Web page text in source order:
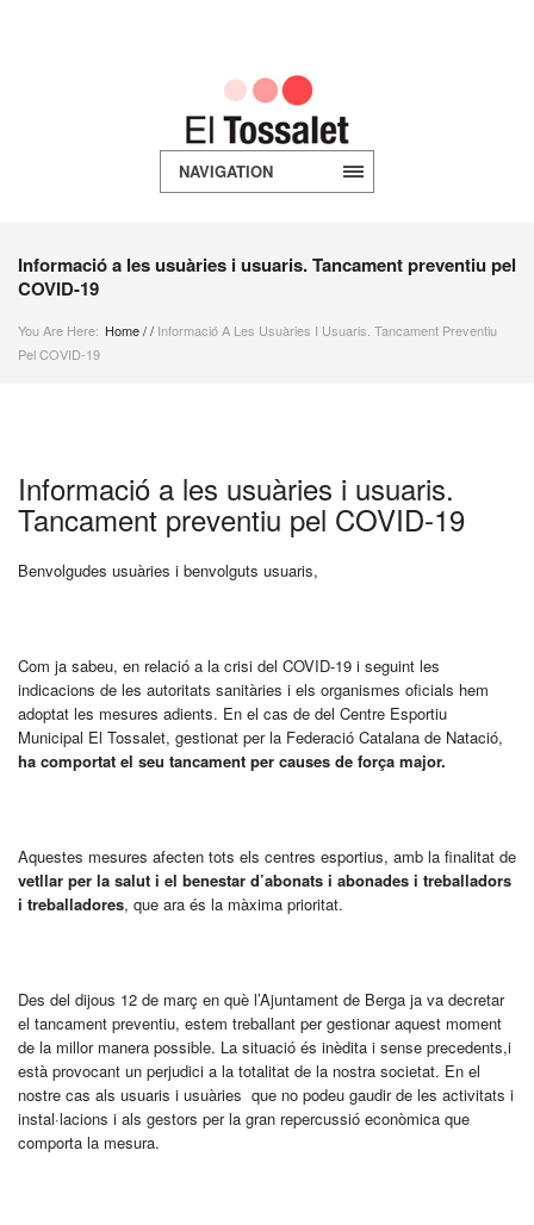
NAVIGATION
Informació a les usuàries i usuaris. Tancament preventiu pel
COVID-19
You Are Here: Home// Informació A Les Usuàries I Usuaris. Tancament Preventiu
Pel COVID-19
Informació a les usuàries i usuaris.
Tancament preventiu pel COVID-19
Benvolgudes usuàries i benvolguts usuaris,
Com ja sabeu, en relació a la crisi del COVID-19 i seguint les
indicacions de les autoritats sanitàries i els organismes oficials hem
adoptat les mesures adients. En el cas de del Centre Esportiu
Municipal El Tossalet, gestionat per la Federació Catalana de Natació,
ha comportat el seu tancament per causes de força major.
Aquestes mesures afecten tots els centres esportius, amb la finalitat de
vetllar per la salut i el benestar d’abonats i abonades i treballadors
i treballadores, que ara és la màxima prioritat.
Des del dijous 12 de març en què l’Ajuntament de Berga ja va decretar
el tancament preventiu, estem treballant per gestionar aquest moment
de la millor manera possible. La situació és inèdita i sense precedents,i
està provocant un perjudici a la totalitat de la nostra societat. En el
nostre cas als usuaris i usuàries que no podeu gaudir de les activitats i
instal·lacions i als gestors per la gran repercussió econòmica que
comporta la mesura.